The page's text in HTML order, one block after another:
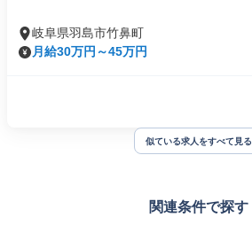
岐阜県羽島市竹鼻町
月給30万円～45万円
似ている求人をすべて見る
関連条件で探す